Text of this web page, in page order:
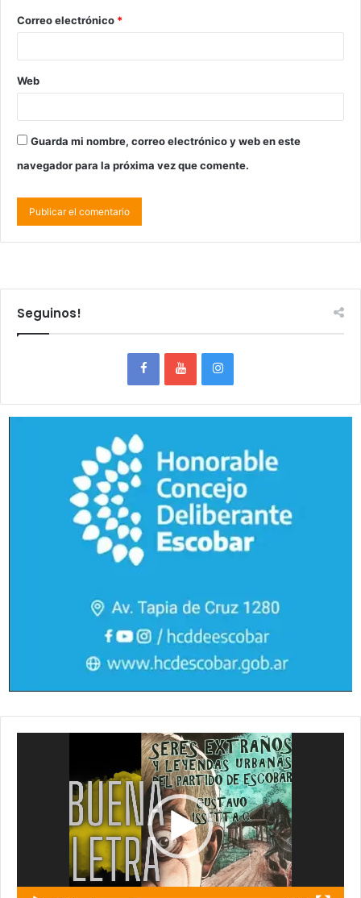
Correo electrónico *
Web
Guarda mi nombre, correo electrónico y web en este
navegador para la próxima vez que comente.
Seguinos!